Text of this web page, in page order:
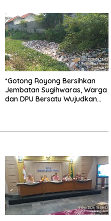
*Gotong Royong Bersihkan
Jembatan Sugihwaras, Warga
dan DPU Bersatu Wujudkan